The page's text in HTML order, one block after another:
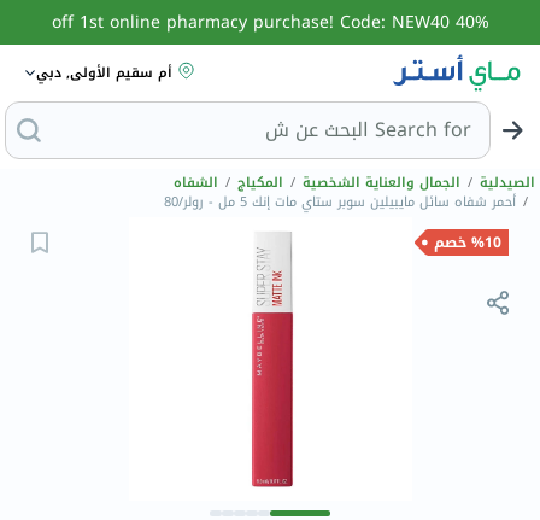
40% off 1st online pharmacy purchase! Code: NEW40
أم سقيم الأولى, دبي
Search for البحث عن
الصيدلية / الجمال والعناية الشخصية / المكياج / الشفاه
/ أحمر شفاه سائل مايبيلين سوبر ستاي مات إنك 5 مل - رولر/80
%10 خصم